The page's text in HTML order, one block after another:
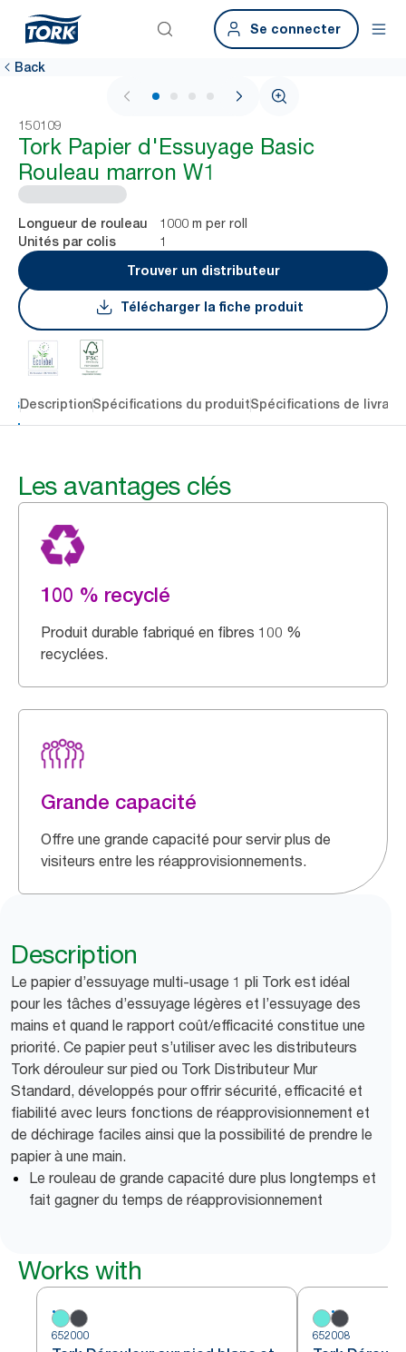
Se connecter
Back
1 / 4
150109
Tork Papier d'Essuyage Basic
Rouleau marron W1
Longueur de rouleau 1000 m per roll
Unités par colis
1
Trouver un distributeur
Télécharger la fiche produit
DescriptionSpécifications du produitSpécifications de
Les avantages clés
100 % recyclé
Produit durable fabriqué en fibres 100 %
recyclées.
Grande capacité
Offre une grande capacité pour servir plus de
visiteurs entre les réapprovisionnements.
Description
Le papier d’essuyage multi-usage 1 pli Tork est idéal
pour les tâches d’essuyage légères et l’essuyage des
mains et quand le rapport coût/efficacité constitue une
priorité. Ce papier peut s’utiliser avec les distributeurs
Tork dérouleur sur pied ou Tork Distributeur Mur
Standard, développés pour offrir sécurité, efficacité et
fiabilité avec leurs fonctions de réapprovisionnement et
de déchirage faciles ainsi que la possibilité de prendre le
papier à une main.
Le rouleau de grande capacité dure plus longtemps et
fait gagner du temps de réapprovisionnement
Works with
652000 652008